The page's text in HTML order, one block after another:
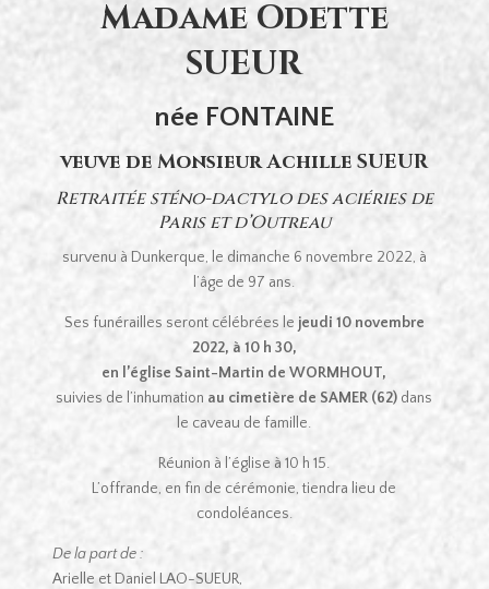
Madame Odette
SUEUR
née FONTAINE
veuve de Monsieur Achille SUEUR
Retraitée sténo-dactylo des aciéries de
Paris et d’Outreau
survenu à Dunkerque, le dimanche 6 novembre 2022, à
l’âge de 97 ans.
Ses funérailles seront célébrées le jeudi 10 novembre
2022, à 10 h 30,
en l’église Saint-Martin de WORMHOUT,
suivies de l’inhumation au cimetière de SAMER (62) dans
le caveau de famille.
Réunion à l’église à 10 h 15.
L’offrande, en fin de cérémonie, tiendra lieu de
condoléances.
De la part de :
Arielle et Daniel LAO-SUEUR,